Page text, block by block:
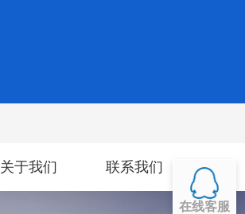
关于我们 联系我们
在线客服